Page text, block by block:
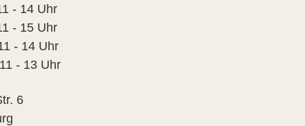
- 14 Uhr
- 15 Uhr
- 14 Uhr
13 Uhr
6